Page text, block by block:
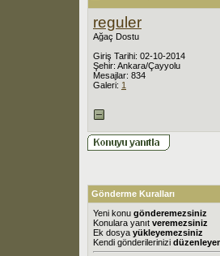
reguler
Ağaç Dostu
Giriş Tarihi: 02-10-2014
Şehir: Ankara/Çayyolu
Mesajlar: 834
Galeri: 1
Gönderme Kuralları
Yeni konu gönderemezsiniz
Konulara yanıt veremezsiniz
Ek dosya yükleyemezsiniz
Kendi gönderilerinizi